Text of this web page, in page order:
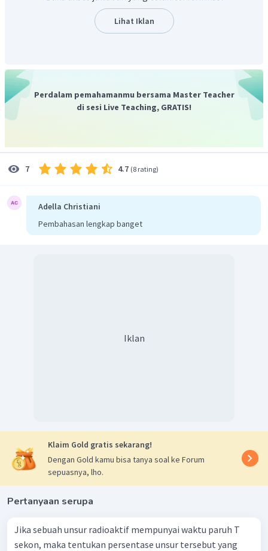
Jadi, jawaban yang tepat adalah A.
Lihat Iklan
Perdalam pemahamanmu bersama Master Teacher
di sesi Live Teaching, GRATIS!
7 4.7 (8 rating)
Adella Christiani
Pembahasan lengkap banget
Iklan
Klaim Gold gratis sekarang!
Dengan Gold kamu bisa tanya soal ke Forum
sepuasnya, lho.
Pertanyaan serupa
Jika sebuah unsur radioaktif mempunyai waktu paruh T
sekon, maka tentukan persentase unsur tersebut yang